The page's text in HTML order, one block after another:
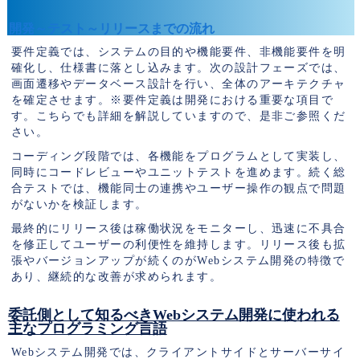
開発～テスト～リリースまでの流れ
要件定義では、システムの目的や機能要件、非機能要件を明
確化し、仕様書に落とし込みます。次の設計フェーズでは、
画面遷移やデータベース設計を行い、全体のアーキテクチャ
を確定させます。※要件定義は開発における重要な項目で
す。こちらでも詳細を解説していますので、是非ご参照くだ
さい。
コーディング段階では、各機能をプログラムとして実装し、
同時にコードレビューやユニットテストを進めます。続く総
合テストでは、機能同士の連携やユーザー操作の観点で問題
がないかを検証します。
最終的にリリース後は稼働状況をモニターし、迅速に不具合
を修正してユーザーの利便性を維持します。リリース後も拡
張やバージョンアップが続くのがWebシステム開発の特徴で
あり、継続的な改善が求められます。
委託側として知るべきWebシステム開発に使われる
主なプログラミング言語
Webシステム開発では、クライアントサイドとサーバーサイ